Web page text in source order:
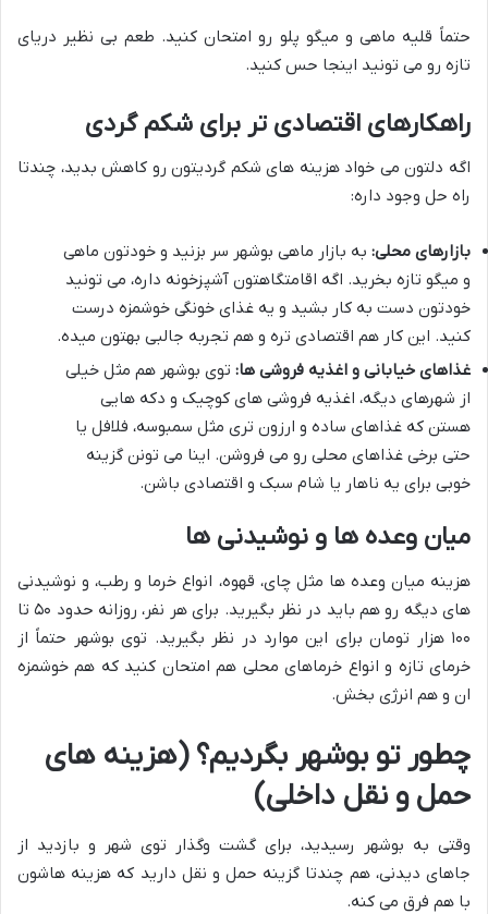
حتماً قلیه ماهی و میگو پلو رو امتحان کنید. طعم بی نظیر دریای
تازه رو می تونید اینجا حس کنید.
راهکارهای اقتصادی تر برای شکم گردی
اگه دلتون می خواد هزینه های شکم گردیتون رو کاهش بدید، چندتا
راه حل وجود داره:
بازارهای محلی: به بازار ماهی بوشهر سر بزنید و خودتون ماهی
و میگو تازه بخرید. اگه اقامتگاهتون آشپزخونه داره، می تونید
خودتون دست به کار بشید و یه غذای خونگی خوشمزه درست
کنید. این کار هم اقتصادی تره و هم تجربه جالبی بهتون میده.
غذاهای خیابانی و اغذیه فروشی ها: توی بوشهر هم مثل خیلی
از شهرهای دیگه، اغذیه فروشی های کوچیک و دکه هایی
هستن که غذاهای ساده و ارزون تری مثل سمبوسه، فلافل یا
حتی برخی غذاهای محلی رو می فروشن. اینا می تونن گزینه
خوبی برای یه ناهار یا شام سبک و اقتصادی باشن.
میان وعده ها و نوشیدنی ها
هزینه میان وعده ها مثل چای، قهوه، انواع خرما و رطب، و نوشیدنی
های دیگه رو هم باید در نظر بگیرید. برای هر نفر، روزانه حدود ۵۰ تا
۱۰۰ هزار تومان برای این موارد در نظر بگیرید. توی بوشهر حتماً از
خرمای تازه و انواع خرماهای محلی هم امتحان کنید که هم خوشمزه
ان و هم انرژی بخش.
چطور تو بوشهر بگردیم؟ (هزینه های
حمل و نقل داخلی)
وقتی به بوشهر رسیدید، برای گشت وگذار توی شهر و بازدید از
جاهای دیدنی، هم چندتا گزینه حمل و نقل دارید که هزینه هاشون
با هم فرق می کنه.